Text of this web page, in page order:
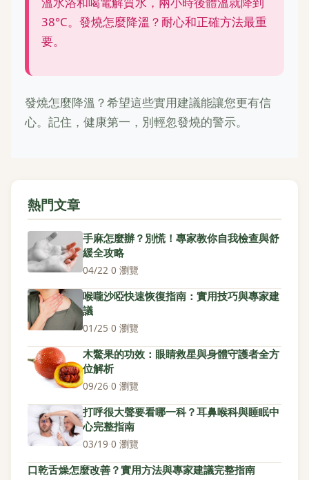
38°C。發燒怎麼降溫？耐心和正確方法最重
要。
發燒怎麼降溫？希望這些實用建議能讓您更有信
心。記住，健康第一，別輕忽發燒的警示。
熱門文章
手麻怎麼辦？別慌！專家教你自我檢查與舒
緩全攻略
04/22·0 瀏覽
喉嚨沙啞快速恢復指南：實用技巧與專家建
議
01/25·0 瀏覽
木鱉果的功效：眼睛救星與身體守護者全方
位解析
09/26·0 瀏覽
打呼很大聲要看哪一科？耳鼻喉科與睡眠中
心完整指南
03/19·0 瀏覽
口乾舌燥怎麼改善？實用方法與專家建議完整指南